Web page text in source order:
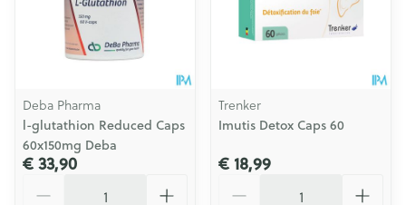
Deba Pharma
l-glutathion Reduced Caps
60x150mg Deba
€ 33,90
Trenker
Imutis Detox Caps 60
€ 18,99